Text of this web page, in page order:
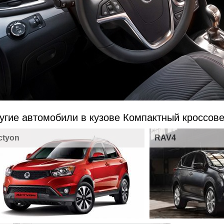
автомобили в кузове Компактный
RAV4